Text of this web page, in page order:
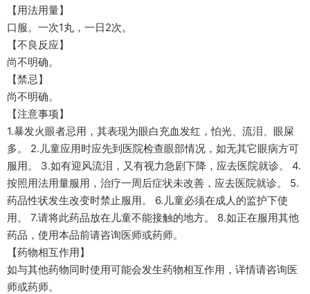
【用法用量】
口服。一次1丸，一日2次。
【不良反应】
尚不明确。
【禁忌】
尚不明确。
【注意事项】
1.暴发火眼者忌用，其表现为眼白充血发红，怕光、流泪、眼屎
多。 2.儿童应用时应先到医院检查眼部情况，如无其它眼病方可
服用。 3.如有迎风流泪，又有视力急剧下降，应去医院就诊。 4.
按照用法用量服用，治疗一周后症状未改善，应去医院就诊。 5.
药品性状发生改变时禁止服用。 6.儿童必须在成人的监护下使
用。 7.请将此药品放在儿童不能接触的地方。 8.如正在服用其他
药品，使用本品前请咨询医师或药师。
【药物相互作用】
如与其他药物同时使用可能会发生药物相互作用，详情请咨询医
师或药师。